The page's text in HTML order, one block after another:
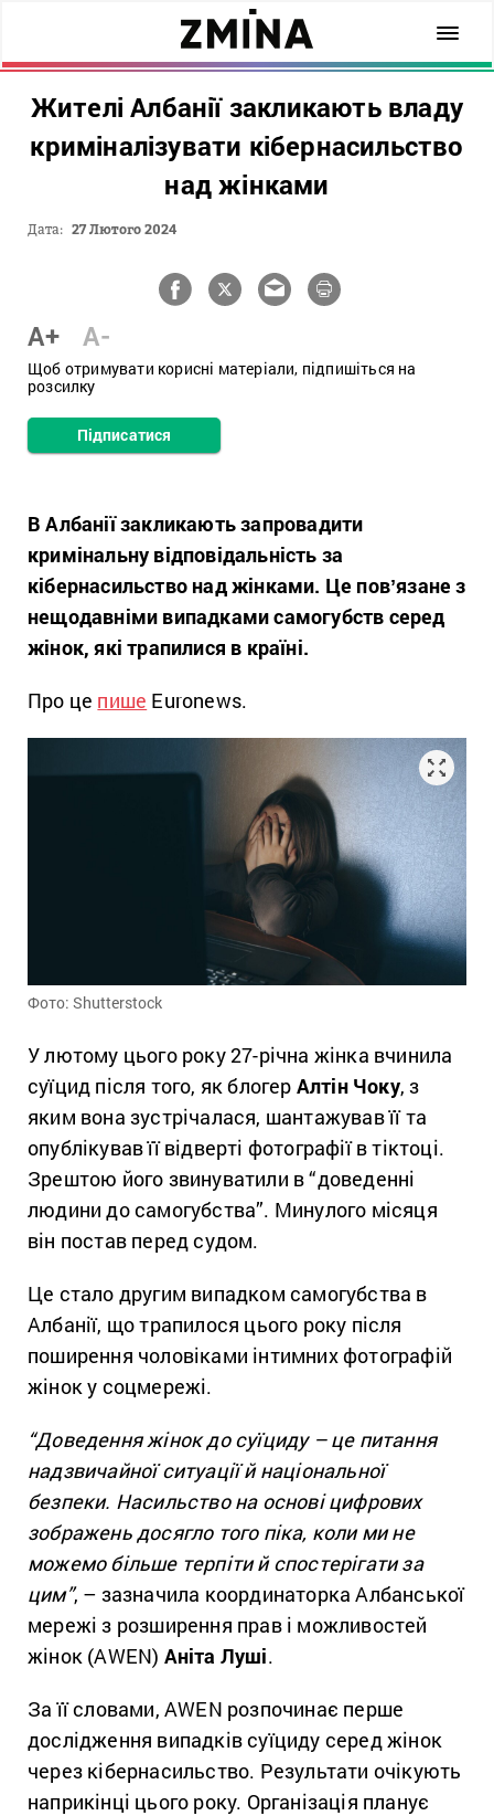
Жителі Албанії закликають владу
криміналізувати кібернасильство
над жінками
Дата: 27 Лютого 2024
A+ A-
Щоб отримувати корисні матеріали, підпишіться на
розсилку
Підписатися
В Албанії закликають запровадити
кримінальну відповідальність за
кібернасильство над жінками. Це повʼязане з
нещодавніми випадками самогубств серед
жінок, які трапилися в країні.
Про це пише Euronews.
Фото: Shutterstock
У лютому цього року 27-річна жінка вчинила
суїцид після того, як блогер Алтін Чоку, з
яким вона зустрічалася, шантажував її та
опублікував її відверті фотографії в тіктоці.
Зрештою його звинуватили в “доведенні
людини до самогубства”. Минулого місяця
він постав перед судом.
Це стало другим випадком самогубства в
Албанії, що трапилося цього року після
поширення чоловіками інтимних фотографій
жінок у соцмережі.
“Доведення жінок до суїциду – це питання
надзвичайної ситуації й національної
безпеки. Насильство на основі цифрових
зображень досягло того піка, коли ми не
можемо більше терпіти й спостерігати за
цим”, – зазначила координаторка Албанської
мережі з розширення прав і можливостей
жінок (AWEN) Аніта Луші.
За її словами, AWEN розпочинає перше
дослідження випадків суїциду серед жінок
через кібернасильство. Результати очікують
наприкінці цього року. Організація планує